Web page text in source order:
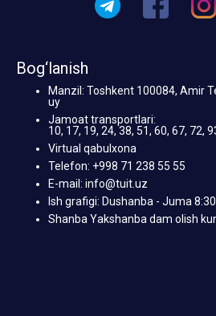
Bog‘lanish
Manzil: Toshkent 100084, Amir
uy
Jamoat transportlari:
10, 17, 19, 24, 38, 51, 60, 67, 72,
Virtual qabulxona
Telefon: +998 71 238 55 55
E-mail: info@tuit.uz
Ish grafigi: Dushanba - Juma
Shanba Yakshanba dam olish